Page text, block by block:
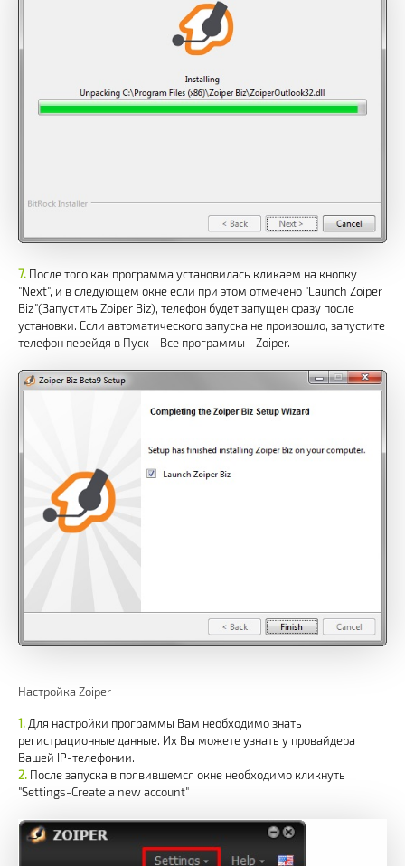
После того как программа установилась кликаем на кнопку
"Next", и в следующем окне если при этом отмечено "Launch Zoiper
Biz"(Запустить Zoiper Biz), телефон будет запущен сразу после
установки. Если автоматического запуска не произошло, запустите
телефон перейдя в Пуск - Все программы - Zoiper.
Настройка Zoiper
Для настройки программы Вам необходимо знать
регистрационные данные. Их Вы можете узнать у провайдера
Вашей IP-телефонии.
После запуска в появившемся окне необходимо кликнуть
"Settings-Create a new account"